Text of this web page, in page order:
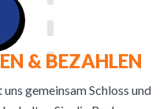
& BEZAHLEN
gemeinsam Schloss und